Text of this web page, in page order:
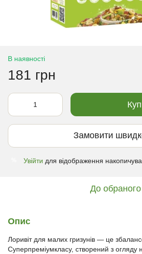
В наявності
181 грн
Замовити
Увійти для відображення
До обраного
Опис
Лоривіт для малих гризунів — це
Суперпреміумкласу, створений з огляду